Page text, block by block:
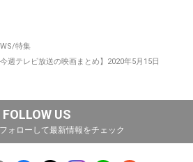
特集
今週テレビ放送の映画まとめ】2020年5月15日
FOLLOW US
ォローして最新情報をチェック